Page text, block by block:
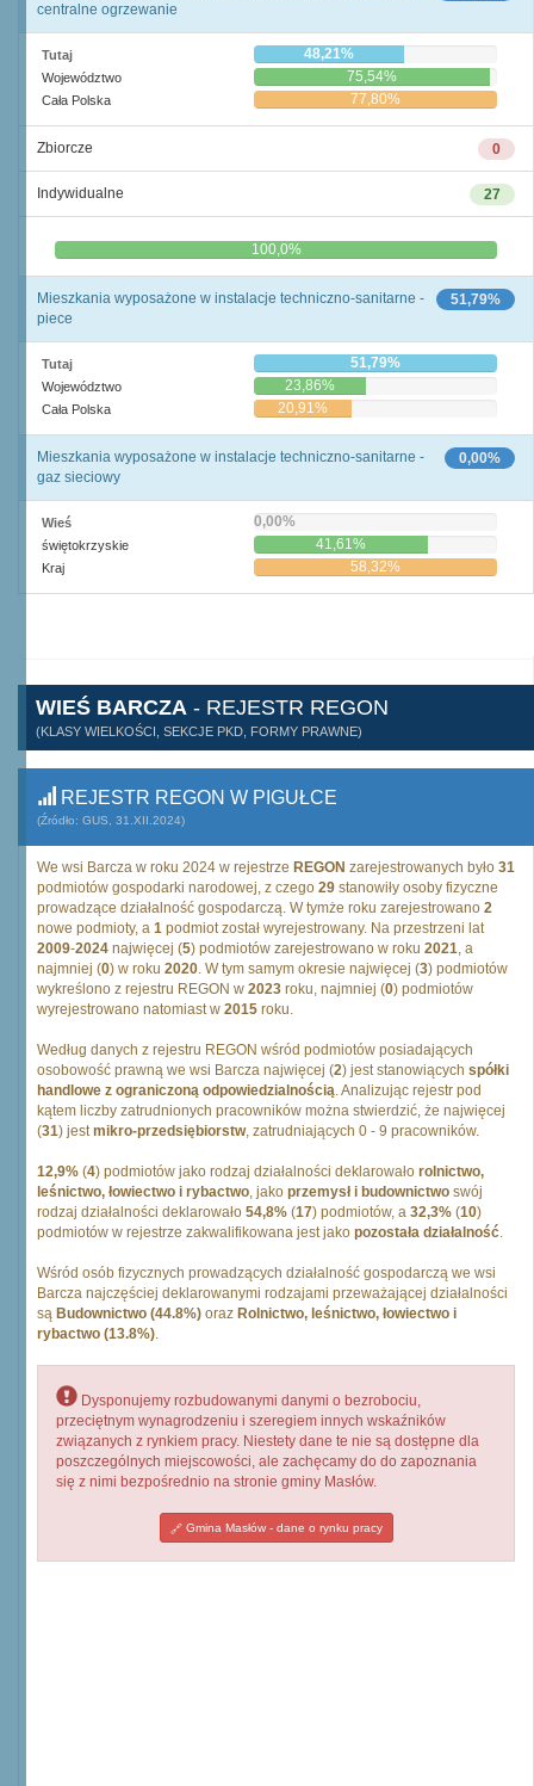
centralne ogrzewanie
Tutaj 48,21%
Województwo 75,54%
Cała Polska 77,80%
0
Zbiorcze
27
Indywidualne
0,0% 100,0%
51,79%
Mieszkania wyposażone w instalacje techniczno-sanitarne -
piece
Tutaj 51,79%
Województwo 23,86%
Cała Polska 20,91%
0,00%
Mieszkania wyposażone w instalacje techniczno-sanitarne -
gaz sieciowy
Wieś 0,00%
świętokrzyskie 41,61%
Kraj 58,32%
WIEŚ BARCZA - REJESTR REGON
(KLASY WIELKOŚCI, SEKCJE PKD, FORMY PRAWNE)
REJESTR REGON W PIGUŁCE
(Źródło: GUS, 31.XII.2024)
We wsi Barcza w roku 2024 w rejestrze REGON zarejestrowanych było 31
podmiotów gospodarki narodowej, z czego 29 stanowiły osoby fizyczne
prowadzące działalność gospodarczą. W tymże roku zarejestrowano 2
nowe podmioty, a 1 podmiot został wyrejestrowany. Na przestrzeni lat
2009-2024 najwięcej (5) podmiotów zarejestrowano w roku 2021, a
najmniej (0) w roku 2020. W tym samym okresie najwięcej (3) podmiotów
wykreślono z rejestru REGON w 2023 roku, najmniej (0) podmiotów
wyrejestrowano natomiast w 2015 roku.
Według danych z rejestru REGON wśród podmiotów posiadających
osobowość prawną we wsi Barcza najwięcej (2) jest stanowiących spółki
handlowe z ograniczoną odpowiedzialnością. Analizując rejestr pod
kątem liczby zatrudnionych pracowników można stwierdzić, że najwięcej
(31) jestmikro-przedsiębiorstw, zatrudniających 0 - 9 pracowników.
12,9% (4) podmiotów jako rodzaj działalności deklarowało rolnictwo,
leśnictwo, łowiectwo i rybactwo, jako przemysł i budownictwo swój
rodzaj działalności deklarowało 54,8% (17) podmiotów, a 32,3% (10)
podmiotów w rejestrze zakwalifikowana jest jako pozostała działalność.
Wśród osób fizycznych prowadzących działalność gospodarczą we wsi
Barcza najczęściej deklarowanymi rodzajami przeważającej działalności
są Budownictwo (44.8%) oraz Rolnictwo, leśnictwo, łowiectwo i
rybactwo (13.8%).
Dysponujemy rozbudowanymi danymi o bezrobociu,
przeciętnym wynagrodzeniu i szeregiem innych wskaźników
związanych z rynkiem pracy. Niestety dane te nie są dostępne dla
poszczególnych miejscowości, ale zachęcamy do do zapoznania
się z nimi bezpośrednio na stronie gminy Masłów.
Gmina Masłów - dane o rynku pracy